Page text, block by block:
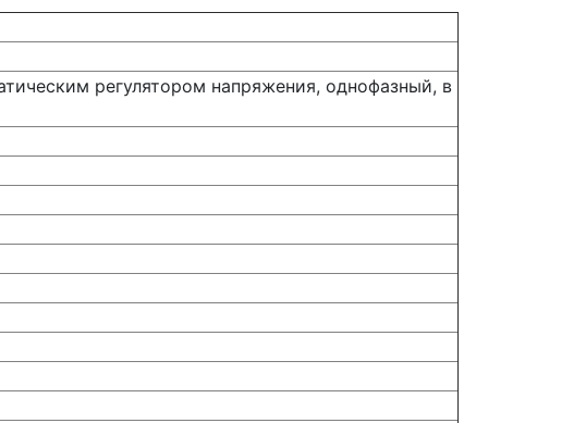
регулятором напряжения, однофазный, в